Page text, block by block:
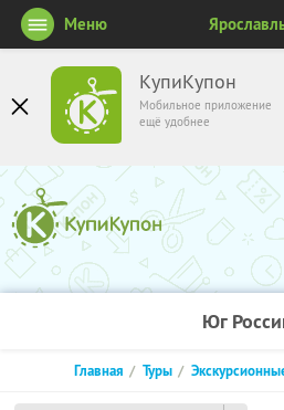
КупиКупон
Мобильное приложение
ещё удобнее
Меню
Юг
Главная Туры